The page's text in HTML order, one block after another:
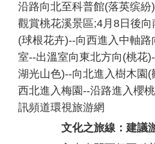
沿路向北至科普館(落英缤
觀賞桃花溪景區;4月8日後
(球根花卉)--向西進入中軸
室--出溫室向東北方向(桃花
湖光山色)--向北進入樹木園(
西北進入梅園--沿路進入櫻
訊頻道環視旅游網
文化之旅線：建議